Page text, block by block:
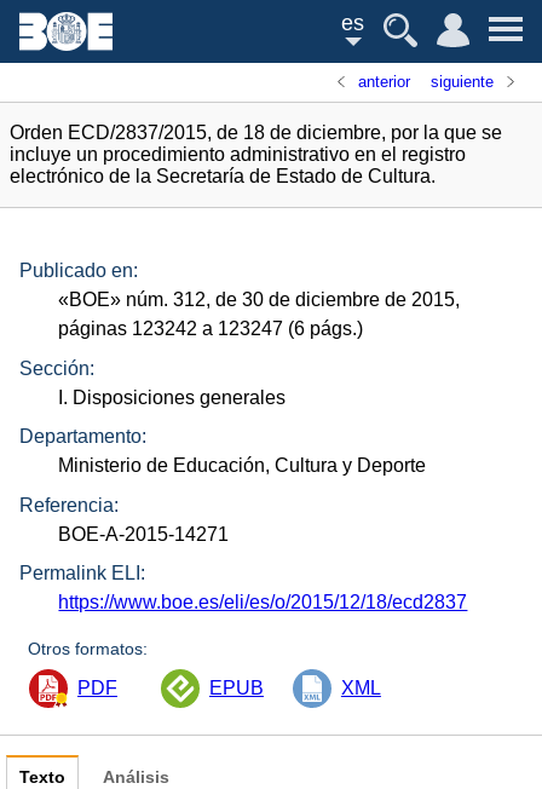
es
anterior siguiente
Orden ECD/2837/2015, de 18 de diciembre, por la que se
incluye un procedimiento administrativo en el registro
electrónico de la Secretaría de Estado de Cultura.
Publicado en:
«BOE» núm. 312, de 30 de diciembre de 2015,
páginas 123242 a 123247 (6 págs.)
Sección:
I. Disposiciones generales
Departamento:
Ministerio de Educación, Cultura y Deporte
Referencia:
BOE-A-2015-14271
Permalink ELI:
https://www.boe.es/eli/es/o/2015/12/18/ecd2837
Otros formatos:
PDF EPUB XML
Texto Análisis